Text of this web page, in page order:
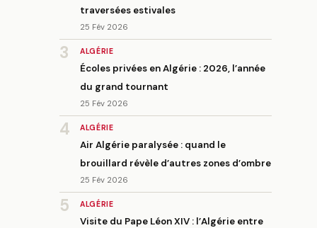
traversées estivales
25 Fév 2026
3 ALGÉRIE
Écoles privées en Algérie : 2026, l’année
du grand tournant
25 Fév 2026
4 ALGÉRIE
Air Algérie paralysée : quand le
brouillard révèle d’autres zones d’ombre
25 Fév 2026
5 ALGÉRIE
Visite du Pape Léon XIV : l’Algérie entre